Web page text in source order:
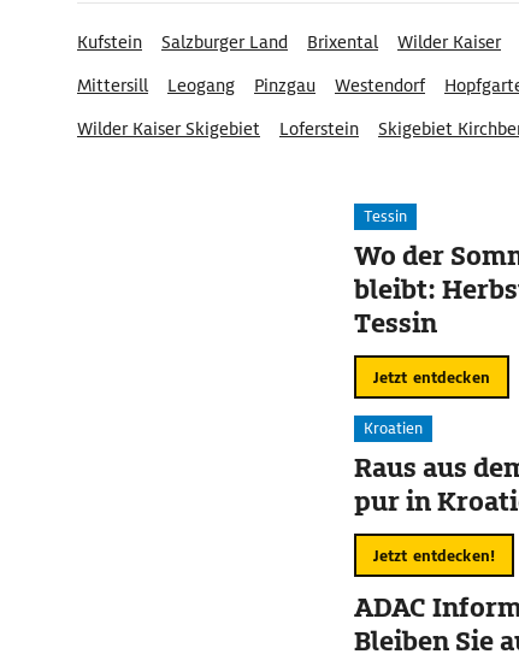
Kufstein Salzburger Land Brixental Wilder Kaiser
Mittersill
Leogang Pinzgau Westendorf
Wilder Kaiser Skigebiet
Loferstein
Skigebiet
Tessin
Wo der
bleibt:
Tessin
Jetzt entdecken
Kroatien
Raus aus
pur in
Jetzt entdecken!
ADAC
Bleiben Sie